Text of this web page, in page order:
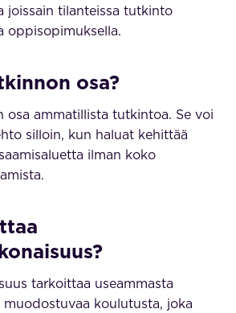
joissain tilanteissa tutkinto
oppisopimuksella.
osa?
osa ammatillista tutkintoa. Se voi
silloin, kun haluat kehittää
ilman koko
tarkoittaa useammasta
koulutusta, joka